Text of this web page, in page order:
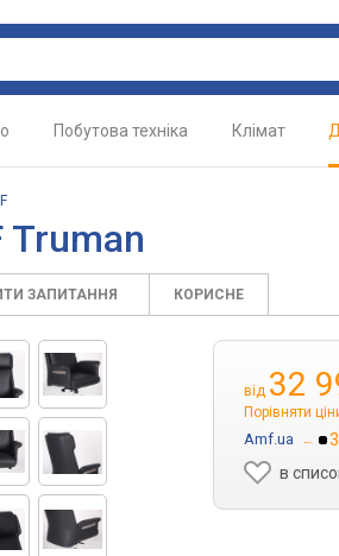
Побутова техніка Клімат
Truman
ЗАПИТАННЯ КОРИСНЕ
від 32
Порівняти
Amf.ua →
в